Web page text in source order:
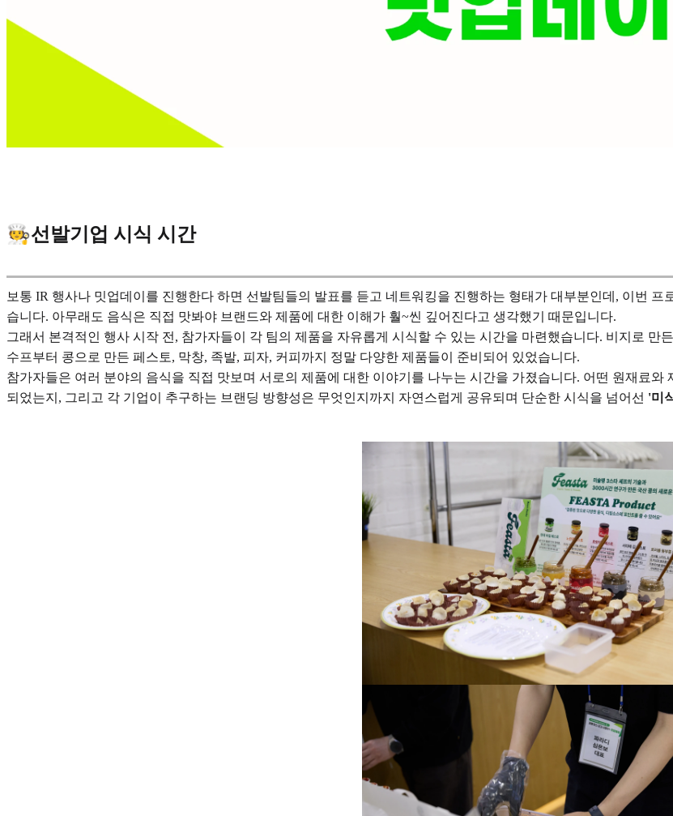
🧑‍🍳선발기업 시식 시간
보통 IR 행사나 밋업데이를 진행한다 하면 선발팀들의 발표를 듣고 네트워킹을 진행하는 형태가 대부분인데, 이번
습니다. 아무래도 음식은 직접 맛봐야 브랜드와 제품에 대한 이해가 훨~씬 깊어진다고 생각했기 때문입니다.
그래서 본격적인 행사 시작 전, 참가자들이 각 팀의 제품을 자유롭게 시식할 수 있는 시간을 마련했습니다. 비지로 만든
수프부터 콩으로 만든 페스토, 막창, 족발, 피자, 커피까지 정말 다양한 제품들이 준비되어 있었습니다.
참가자들은 여러 분야의 음식을 직접 맛보며 서로의 제품에 대한 이야기를 나누는 시간을 가졌습니다. 어떤 원재료
되었는지, 그리고 각 기업이 추구하는 브랜딩 방향성은 무엇인지까지 자연스럽게 공유되며 단순한 시식을 넘어선 '미